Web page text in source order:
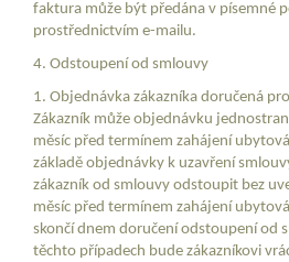
faktura může být předána v písemné
prostřednictvím e-mailu.
4. Odstoupení od smlouvy
1. Objednávka zákazníka doručená
Zákazník může objednávku
měsíc před termínem zahájení
základě objednávky k uzavření
zákazník od smlouvy odstoupit bez
měsíc před termínem zahájení
skončí dnem doručení odstoupení od
těchto případech bude zákazníkovi